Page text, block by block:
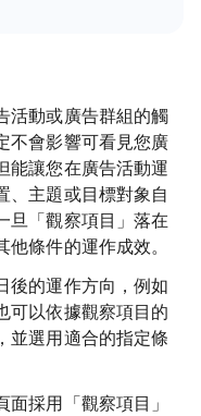
活動或廣告群組的觸
不會影響可看見您廣
能讓您在廣告活動運
、主題或目標對象自
旦「觀察項目」落在
條件的運作成效。
後的運作方向，例如
可以依據觀察項目的
並選用適合的指定條
採用「觀察項目」